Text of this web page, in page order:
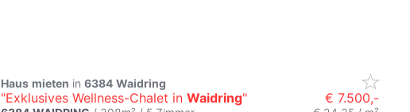
Haus mieten in 6384 Waidring
"Exklusives Wellness-Chalet in Waidring" € 7.500,-